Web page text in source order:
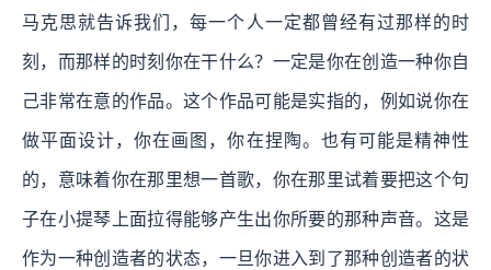
马克思就告诉我们，每一个人一定都曾经有过那样的时
刻，而那样的时刻你在干什么？一定是你在创造一种你自
己非常在意的作品。这个作品可能是实指的，例如说你在
做平面设计，你在画图，你在捏陶。也有可能是精神性
的，意味着你在那里想一首歌，你在那里试着要把这个句
子在小提琴上面拉得能够产生出你所要的那种声音。这是
作为一种创造者的状态，一旦你进入到了那种创造者的状